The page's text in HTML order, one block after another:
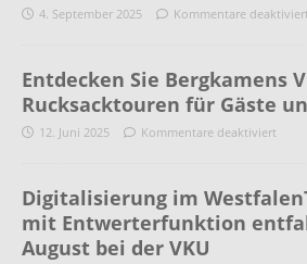
4. September 2025 Kommentare deaktiviert
Entdecken Sie Bergkamens
Rucksacktouren für Gäste
12. Juni 2025 Kommentare deaktiviert
Digitalisierung im
mit Entwerterfunktion
August bei der VKU